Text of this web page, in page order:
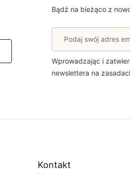
Bądź na bieżąco z
Wprowadzając i
newslettera na
Kontakt